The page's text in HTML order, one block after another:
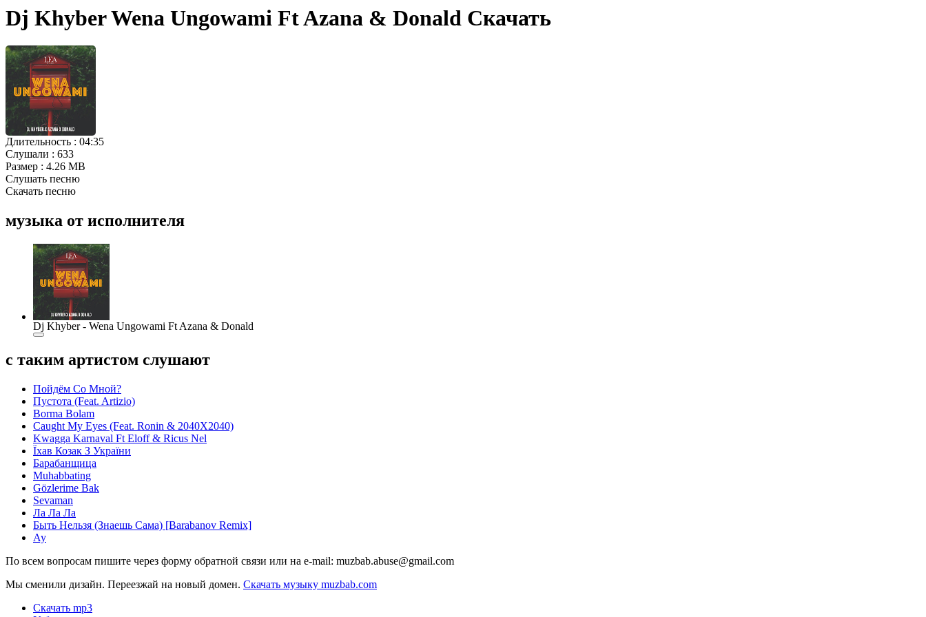
Dj Khyber Wena Ungowami Ft Azana & Donald Скачать
Длительность : 04:35
Слушали : 633
Размер : 4.26 MB
Слушать песню
Скачать песню
музыка от исполнителя
Dj Khyber - Wena Ungowami Ft Azana & Donald
с таким артистом слушают
Пойдём Со Мной?
Пустота (Feat. Artizio)
Borma Bolam
Caught My Eyes (Feat. Ronin & 2040X2040)
Kwagga Karnaval Ft Eloff & Ricus Nel
Їхав Козак З України
Барабанщица
Muhabbating
Gözlerime Bak
Sevaman
Ла Ла Ла
Быть Нельзя (Знаешь Сама) [Barabanov Remix]
Ау
По всем вопросам пишите через форму обратной связи или на e-mail: muzbab.abuse@gmail.com
Мы сменили дизайн. Переезжай на новый домен. Скачать музыку muzbab.com
Скачать mp3